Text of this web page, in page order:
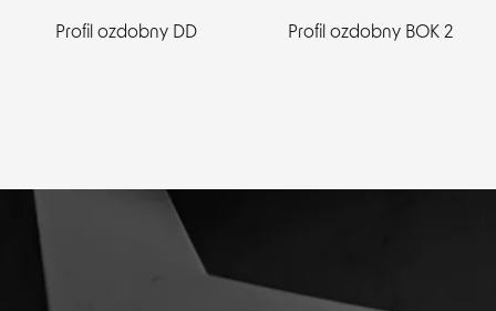
Profil ozdobny DD Profil ozdobny BOK 2